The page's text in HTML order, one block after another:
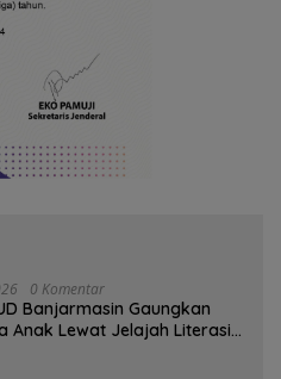
0 Komentar
Banjarmasin Gaungkan
Anak Lewat Jelajah Literasi